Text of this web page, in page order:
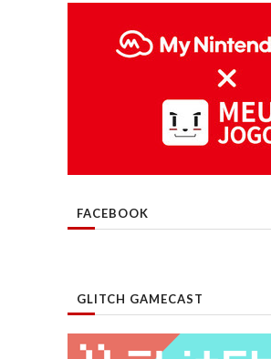
FACEBOOK
GLITCH GAMECAST